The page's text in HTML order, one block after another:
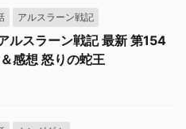
アルスラーン戦記
ルスラーン戦記 最新 第154
感想 怒りの蛇王